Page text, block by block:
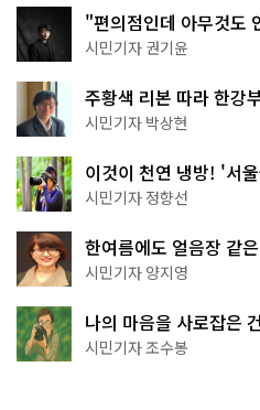
"편의점인데 아무것도
한 편의점의 정체
시민기자 권기윤
주황색 리본 따라 한강
서울둘레길 15코스
시민기자 박상현
이것이 천연 냉방! '서
나볼까
시민기자 정향선
한여름에도 얼음장 같
천국이네~
시민기자 양지영
나의 마음을 사로잡은
상작 공개!
시민기자 조수봉